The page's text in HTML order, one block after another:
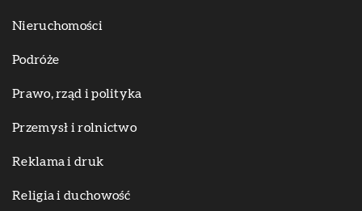
Nieruchomości
Podróże
Prawo, rząd i polityka
Przemysł i rolnictwo
Reklama i druk
Religia i duchowość